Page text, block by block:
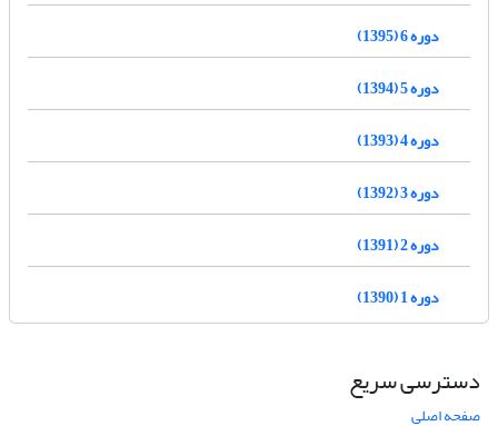
دوره 6 (1395)
دوره 5 (1394)
دوره 4 (1393)
دوره 3 (1392)
دوره 2 (1391)
دوره 1 (1390)
دسترسی سریع
صفحه اصلی